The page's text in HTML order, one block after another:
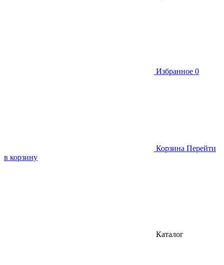
Избранное 0
Корзина Перейти
в корзину
Каталог